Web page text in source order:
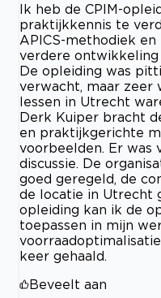
Ik heb de CPIM-
praktijkkennis te
APICS-methodiek
verdere ontwikkeling
De opleiding was
verwacht, maar zeer
lessen in Utrecht
Derk Kuiper bracht
en praktijkgerichte
voorbeelden. Er was
discussie. De
goed geregeld, de
de locatie in Utrecht
opleiding kan ik de
toepassen in mijn
keer gehaald.
Beveelt aan